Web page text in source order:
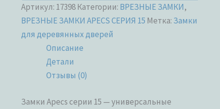
Артикул: 17398Категории: ВРЕЗНЫЕ ЗАМКИ,
ВРЕЗНЫЕ ЗАМКИ APECS СЕРИЯ 15 Метка: Замки
для деревянных дверей
Описание
Детали
Отзывы (0)
Замки Apecs серии 15 — универсальные